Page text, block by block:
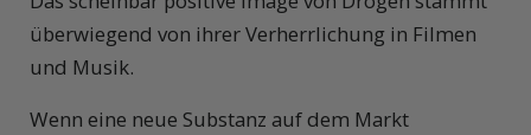
überwiegend von ihrer Verherrlichung in Filmen
und Musik.
Wenn eine neue Substanz auf dem Markt